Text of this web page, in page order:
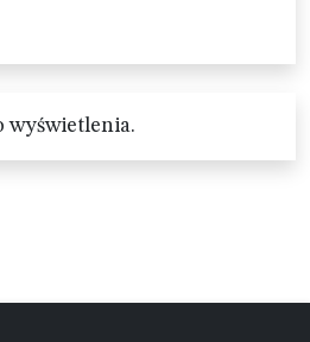
wyświetlenia.